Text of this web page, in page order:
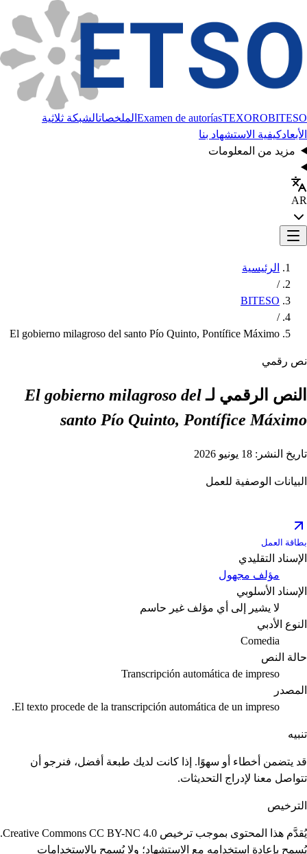
Examen de autoríasTEXOROBITESO الملخصاتالشبكة ثلاثية
الأبعادكيفية الاستشهاد بنا
مزيد من المعلومات
AR
الرئيسية
/
BITESO
/
El gobierno milagroso del santo Pío Quinto, Pontífice Máximo
نص رقمي
النص الرقمي لـEl gobierno milagroso del
santo Pío Quinto, Pontífice Máximo
تاريخ النشر: 18 يونيو 2026
البيانات الوصفية للعمل
بطاقة العمل
الإسناد التقليدي
مؤلف مجهول
الإسناد الأسلوبي
لا يشير إلى أي مؤلف غير حاسم
النوع الأدبي
Comedia
حالة النص
Transcripción automática de impreso
المصدر
El texto procede de la transcripción automática de un impreso.
تنبيه
قد يتضمن أخطاء أو سهوًا. إذا كانت لديك طبعة أفضل، فنرجو أن
تتواصل معنا لإدراج التحديثات.
الترخيص
يُقدَّم هذا المحتوى بموجب ترخيص Creative Commons CC BY-NC 4.0.
يُسمح بإعادة استخدامه مع الاستشهاد؛ ولا يُسمح بالاستخدامات